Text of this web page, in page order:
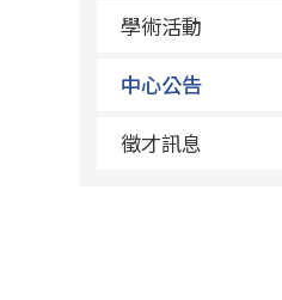
學術活動
中心公告
徵才訊息